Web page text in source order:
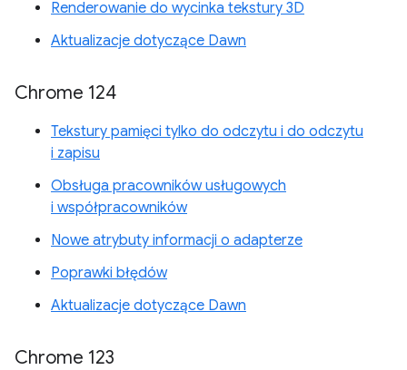
Renderowanie do wycinka tekstury 3D
Aktualizacje dotyczące Dawn
Chrome 124
Tekstury pamięci tylko do odczytu i do odczytu
i zapisu
Obsługa pracowników usługowych
i współpracowników
Nowe atrybuty informacji o adapterze
Poprawki błędów
Aktualizacje dotyczące Dawn
Chrome 123